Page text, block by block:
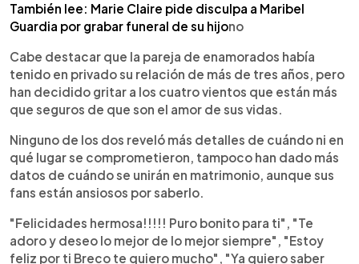
También lee: Marie Claire pide disculpa a Maribel
Guardia por grabar funeral de su hijono
Cabe destacar que la pareja de enamorados había
tenido en privado su relación de más de tres años, pero
han decidido gritar a los cuatro vientos que están más
que seguros de que son el amor de sus vidas.
Ninguno de los dos reveló más detalles de cuándo ni en
qué lugar se comprometieron, tampoco han dado más
datos de cuándo se unirán en matrimonio, aunque sus
fans están ansiosos por saberlo.
"Felicidades hermosa!!!!! Puro bonito para ti", "Te
adoro y deseo lo mejor de lo mejor siempre", "Estoy
feliz por ti Breco te quiero mucho", "Ya quiero saber